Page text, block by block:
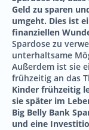
Geld zu sparen
umgeht. Dies ist
finanziellen
Spardose zu
unterhaltsame
Außerdem ist sie
frühzeitig an das
Kinder frühzeitig
sie später im
Big Belly Bank
und eine